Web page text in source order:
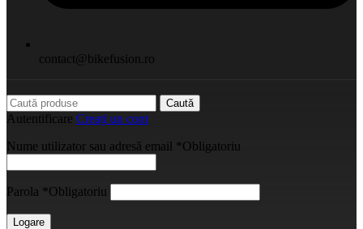
contact@bikefusion.ro
Caută
Autentificare Creați un cont
Nume utilizator sau adresă email *Obligatoriu
Parola *Obligatoriu
Logare